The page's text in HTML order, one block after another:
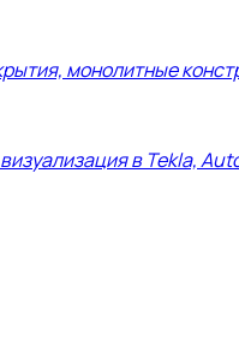
монолитные
в Tekla,